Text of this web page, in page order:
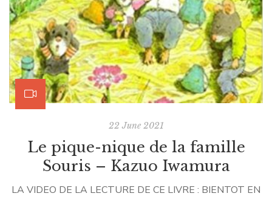
22 June 2021
Le pique-nique de la famille
Souris – Kazuo Iwamura
LA VIDEO DE LA LECTURE DE CE LIVRE : BIENTOT EN